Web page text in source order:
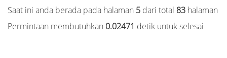
Saat ini anda berada pada halaman 5 dari total 83 halaman
Permintaan membutuhkan 0.02471 detik untuk selesai